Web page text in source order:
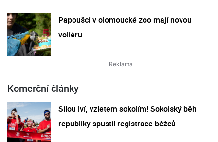
Papoušci v olomoucké zoo mají novou
voliéru
Komerční články
Silou lví, vzletem sokolím! Sokolský běh
republiky spustil registrace běžců